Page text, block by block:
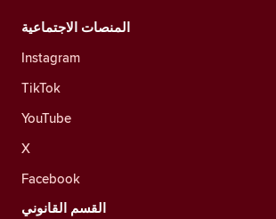
المنصات الاجتماعية
Instagram
TikTok
YouTube
X
Facebook
القسم القانوني